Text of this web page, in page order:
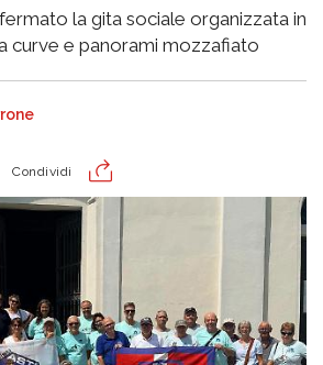
la gita sociale organizzata in
curve e panorami mozzafiato
Condividi